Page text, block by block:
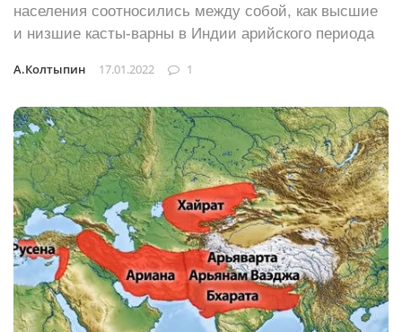
населения соотносились между собой, как высшие
и низшие касты-варны в Индии арийского периода
А.Колтыпин 17.01.2022 1